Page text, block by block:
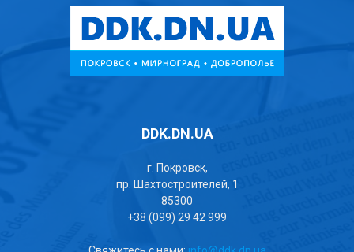
DDK.DN.UA
г. Покровск,
пр. Шахтостроителей, 1
85300
+38 (099) 29 42 999